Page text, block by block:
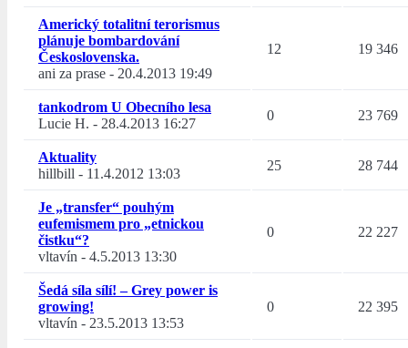
Americký totalitní terorismus
plánuje bombardování
Československa.
ani za prase - 20.4.2013 19:49
12 19 346
tankodrom U Obecního lesa
Lucie H. - 28.4.2013 16:27
0 23 769
Aktuality
hillbill - 11.4.2012 13:03
25 28 744
Je „transfer“ pouhým
eufemismem pro „etnickou
čistku“?
vltavín - 4.5.2013 13:30
0 22 227
Šedá síla sílí! – Grey power is
growing!
vltavín - 23.5.2013 13:53
0 22 395